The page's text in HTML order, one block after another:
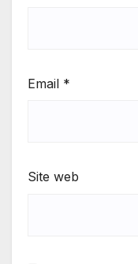
Email *
Site web